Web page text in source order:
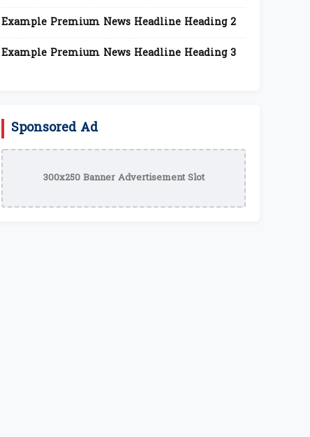
Example Premium News Headline Heading 2
Example Premium News Headline Heading 3
Sponsored Ad
300x250 Banner Advertisement Slot